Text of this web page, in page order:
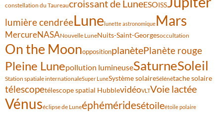
constellation du Taureaucroissant de LuneESOISS
lumière cendréeLune lunette astronomiqueMars
MercureNASANouvelle LuneNuits-Saint-Georgesoccultation
On the MoonoppositionplanètePlanète rouge
Pleine Lunepollution lumineuseSaturneSoleil
Station spatiale internationaleSuper LuneSystème solaireSélénétache solaire
télescopetélescope spatial HubblevidéoVLTVoie lactée
Vénuséclipse de Luneéphéméridesétoileétoile polaire